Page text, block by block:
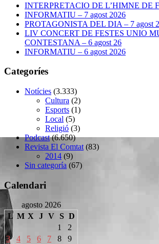
INTERPRETACIO DE L’HIMNE DE
INFORMATIU – 7 agost 2026
PROTAGONISTA DEL DIA – 7 agost
LIV CONCERT DE FESTES UNIO
CONTESTANA – 6 agost 26
INFORMATIU – 6 agost 2026
Categoríes
Notícies (3.333)
Cultura (2)
Esports (1)
Local (5)
Religió (3)
Podcast(6.650)
Revista El Comtat (83)
2014 (9)
Sin categoría (67)
Calendari
agosto 2026
L M X J V S D
1
2
3
4 5 6 7 8
9